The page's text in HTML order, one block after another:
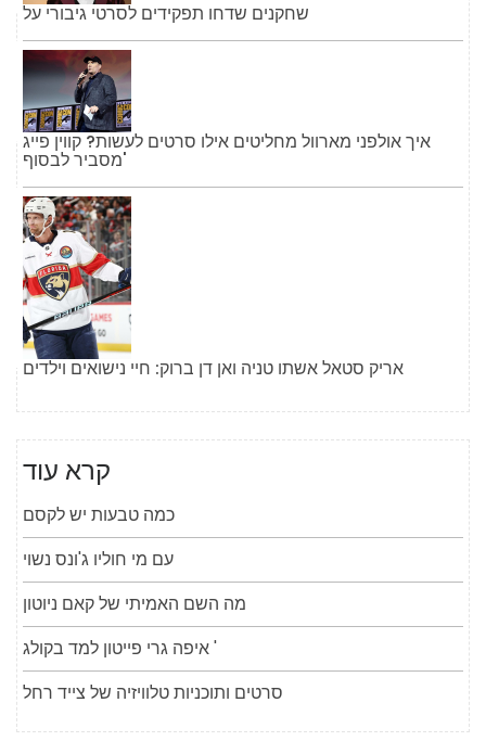
שחקנים שדחו תפקידים לסרטי גיבורי על
איך אולפני מארוול מחליטים אילו סרטים לעשות? קווין פייג
'מסביר לבסוף
אריק סטאל אשתו טניה ואן דן ברוק: חיי נישואים וילדים
קרא עוד
כמה טבעות יש לקסם
עם מי חוליו ג'ונס נשוי
מה השם האמיתי של קאם ניוטון
איפה גרי פייטון למד בקולג '
סרטים ותוכניות טלוויזיה של צייד רחל